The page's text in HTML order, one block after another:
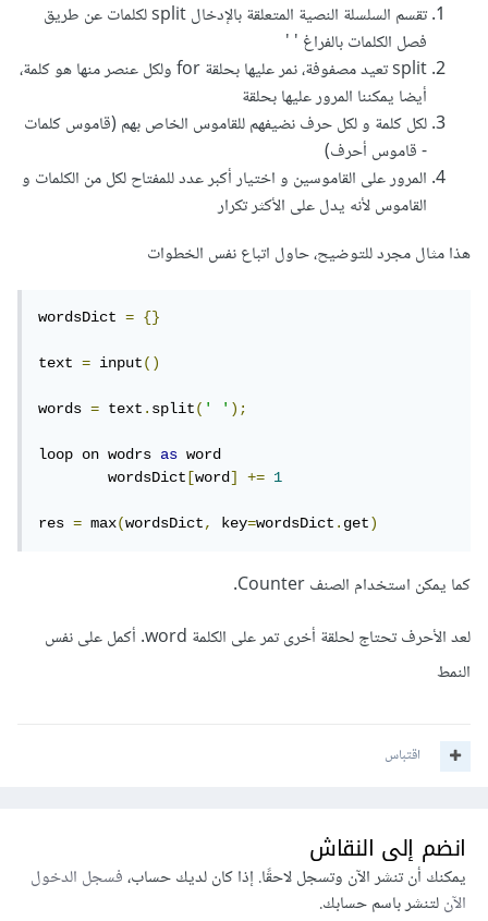
تقسم السلسلة النصية المتعلقة بالإدخال split لكلمات عن طريق
فصل الكلمات بالفراغ ' '
split تعيد مصفوفة، نمر عليها بحلقة for ولكل عنصر منها هو كلمة،
أيضا يمكننا المرور عليها بحلقة
لكل كلمة و لكل حرف نضيفهم للقاموس الخاص بهم (قاموس كلمات
- قاموس أحرف)
المرور على القاموسين و اختيار أكبر عدد للمفتاح لكل من الكلمات و
القاموس لأنه يدل على الأكثر تكرار
هذا مثال مجرد للتوضيح، حاول اتباع نفس الخطوات
wordsDict = {}
text = input()
words = text.split(' ');
loop on wodrs as word
	wordsDict
[word] += 1
res = max(wordsDict, key=wordsDict.get)
كما يمكن استخدام الصنف Counter.
لعد الأحرف تحتاج لحلقة أخرى تمر على الكلمة word. أكمل على نفس
النمط
اقتباس
انضم إلى النقاش
يمكنك أن تنشر الآن وتسجل لاحقًا. إذا كان لديك حساب،فسجل الدخول
الآنلتنشر باسم حسابك.